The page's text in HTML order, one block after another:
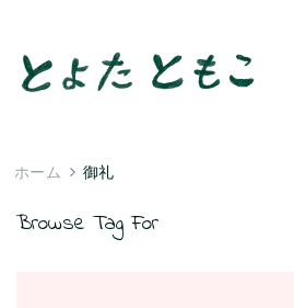
ホーム 御礼
Browse Tag For